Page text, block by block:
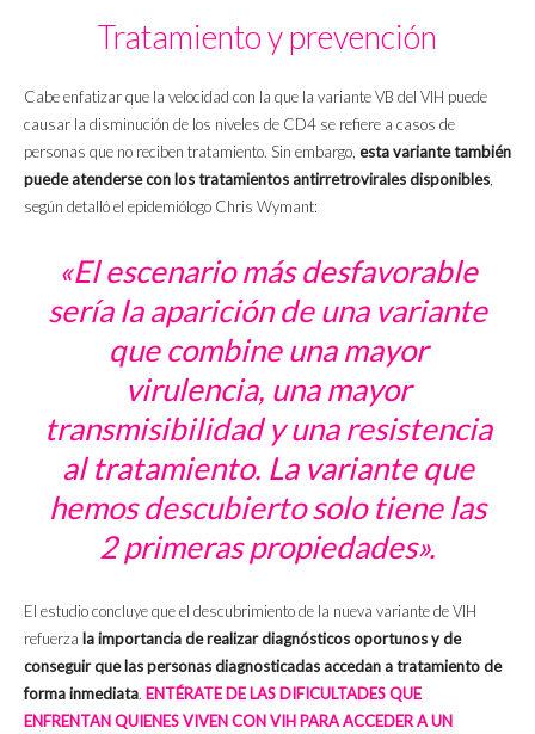
Tratamiento y prevención
Cabe enfatizar que la velocidad con la que la variante VB del VIH puede
causar la disminución de los niveles de CD4 se refiere a casos de
personas que no reciben tratamiento. Sin embargo, esta variante también
puede atenderse con los tratamientos antirretrovirales disponibles
según detalló el epidemiólogo Chris Wymant:
«El escenario más desfavorable
sería la aparición de una variante
que combine una mayor
virulencia, una mayor
transmisibilidad y una resistencia
al tratamiento. La variante que
hemos descubierto solo tiene las
2 primeras propiedades».
El estudio concluye que el descubrimiento de la nueva variante de VIH
refuerza la importancia de realizar diagnósticos oportunos y de
conseguir que las personas diagnosticadas accedan a tratamiento de
forma inmediata. ENTÉRATE DE LAS DIFICULTADES QUE
ENFRENTAN QUIENES VIVEN CON VIH PARA ACCEDER A UN